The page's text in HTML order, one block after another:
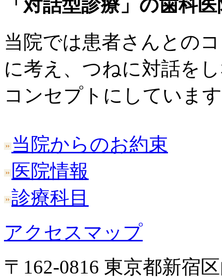
「対話型診療」の歯科
当院では患者さんとの
に考え、つねに対話を
コンセプトにしていま
当院からのお約束
医院情報
診療科目
アクセスマップ
〒162-0816 東京都新宿